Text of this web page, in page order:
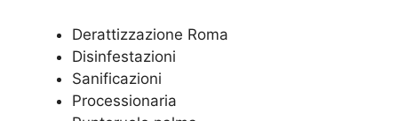
Derattizzazione Roma
Disinfestazioni
Sanificazioni
Processionaria